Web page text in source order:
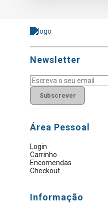
Newsletter
Subscrever
Área Pessoal
Login
Carrinho
Encomendas
Checkout
Informação